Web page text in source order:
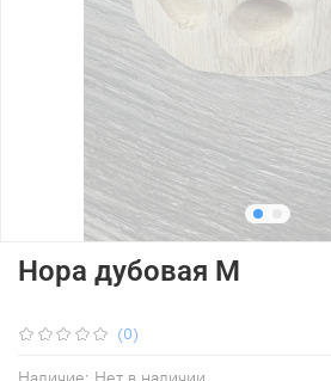
(0)
Нора дубовая M